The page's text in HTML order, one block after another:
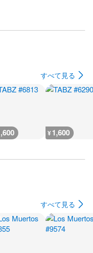
すべて見る
¥1,600
すべて見る